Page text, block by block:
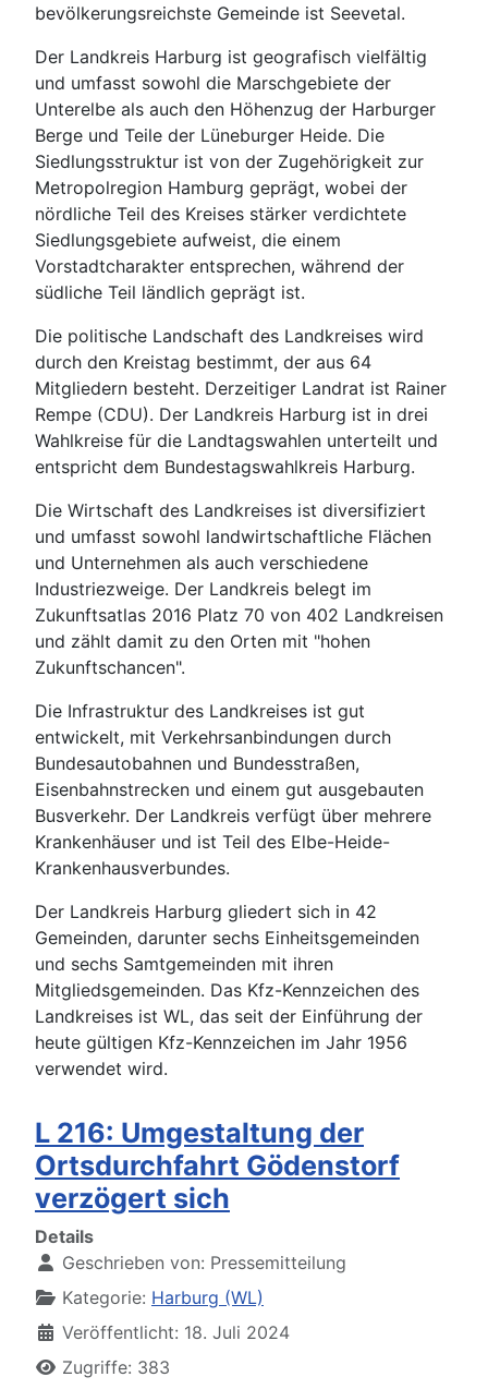
bevölkerungsreichste Gemeinde ist Seevetal.
Der Landkreis Harburg ist geografisch vielfältig
und umfasst sowohl die Marschgebiete der
Unterelbe als auch den Höhenzug der Harburger
Berge und Teile der Lüneburger Heide. Die
Siedlungsstruktur ist von der Zugehörigkeit zur
Metropolregion Hamburg geprägt, wobei der
nördliche Teil des Kreises stärker verdichtete
Siedlungsgebiete aufweist, die einem
Vorstadtcharakter entsprechen, während der
südliche Teil ländlich geprägt ist.
Die politische Landschaft des Landkreises wird
durch den Kreistag bestimmt, der aus 64
Mitgliedern besteht. Derzeitiger Landrat ist Rainer
Rempe (CDU). Der Landkreis Harburg ist in drei
Wahlkreise für die Landtagswahlen unterteilt und
entspricht dem Bundestagswahlkreis Harburg.
Die Wirtschaft des Landkreises ist diversifiziert
und umfasst sowohl landwirtschaftliche Flächen
und Unternehmen als auch verschiedene
Industriezweige. Der Landkreis belegt im
Zukunftsatlas 2016 Platz 70 von 402 Landkreisen
und zählt damit zu den Orten mit "hohen
Zukunftschancen".
Die Infrastruktur des Landkreises ist gut
entwickelt, mit Verkehrsanbindungen durch
Bundesautobahnen und Bundesstraßen,
Eisenbahnstrecken und einem gut ausgebauten
Busverkehr. Der Landkreis verfügt über mehrere
Krankenhäuser und ist Teil des Elbe-Heide-
Krankenhausverbundes.
Der Landkreis Harburg gliedert sich in 42
Gemeinden, darunter sechs Einheitsgemeinden
und sechs Samtgemeinden mit ihren
Mitgliedsgemeinden. Das Kfz-Kennzeichen des
Landkreises ist WL, das seit der Einführung der
heute gültigen Kfz-Kennzeichen im Jahr 1956
verwendet wird.
L 216: Umgestaltung der
Ortsdurchfahrt Gödenstorf
verzögert sich
Details
Geschrieben von: Pressemitteilung
Kategorie: Harburg (WL)
Veröffentlicht: 18. Juli 2024
Zugriffe: 383